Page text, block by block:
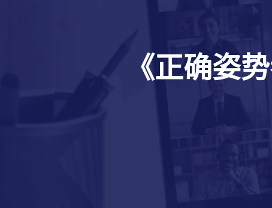
《正确姿